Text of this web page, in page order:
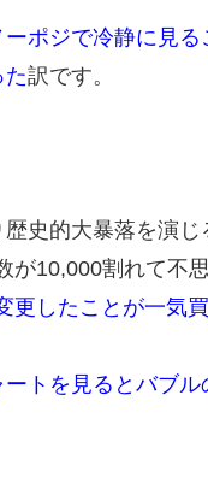
ポジで冷静に見る
訳です。
史的大暴落を演じ
10,000割れて不
更したことが一気
トを見るとバブ